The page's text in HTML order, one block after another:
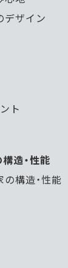
デザイン
ト
造・性能
構造・性能